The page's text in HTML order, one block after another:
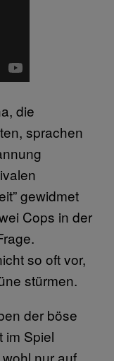
die
sprachen
gewidmet
Cops in der
so oft vor,
stürmen.
der böse
im Spiel
nur auf